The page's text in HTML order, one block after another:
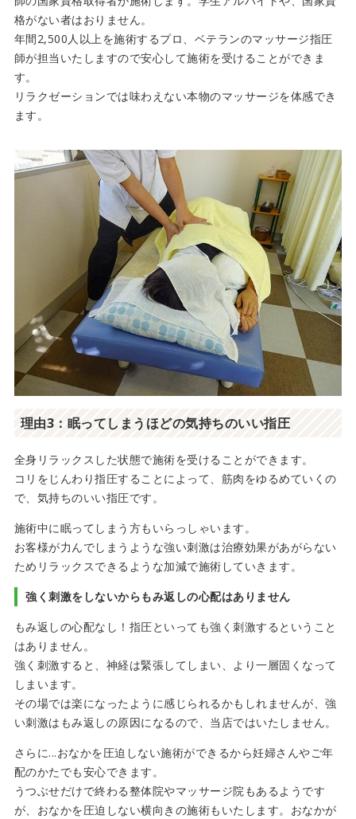
格がない者はおりません。
年間2,500人以上を施術するプロ、ベテランのマッサージ指圧
師が担当いたしますので安心して施術を受けることができま
す。
リラクゼーションでは味わえない本物のマッサージを体感でき
ます。
理由3：眠ってしまうほどの気持ちのいい指圧
全身リラックスした状態で施術を受けることができます。
コリをじんわり指圧することによって、筋肉をゆるめていくの
で、気持ちのいい指圧です。
施術中に眠ってしまう方もいらっしゃいます。
お客様が力んでしまうような強い刺激は治療効果があがらない
ためリラックスできるような加減で施術していきます。
強く刺激をしないからもみ返しの心配はありません
もみ返しの心配なし！指圧といっても強く刺激するということ
はありません。
強く刺激すると、神経は緊張してしまい、より一層固くなって
しまいます。
その場では楽になったように感じられるかもしれませんが、強
い刺激はもみ返しの原因になるので、当店ではいたしません。
さらに...おなかを圧迫しない施術ができるから妊婦さんやご年
配のかたでも安心できます。
うつぶせだけで終わる整体院やマッサージ院もあるようです
が、おなかを圧迫しない横向きの施術もいたします。おなかが